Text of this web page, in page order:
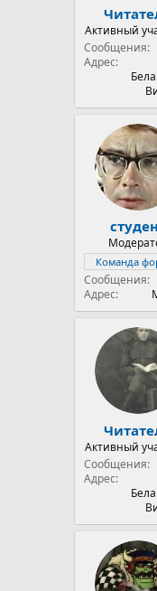
Активный
Сообщения
Адрес
Команда
Сообщения
Адрес
Активный
Сообщения
Адрес